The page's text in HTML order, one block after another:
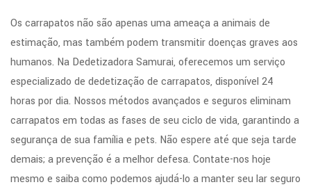
Os carrapatos não são apenas uma ameaça a animais de
estimação, mas também podem transmitir doenças graves aos
humanos. Na Dedetizadora Samurai, oferecemos um serviço
especializado de dedetização de carrapatos, disponível 24
horas por dia. Nossos métodos avançados e seguros eliminam
carrapatos em todas as fases de seu ciclo de vida, garantindo a
segurança de sua família e pets. Não espere até que seja tarde
demais; a prevenção é a melhor defesa. Contate-nos hoje
mesmo e saiba como podemos ajudá-lo a manter seu lar seguro